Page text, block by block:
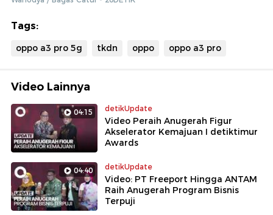
Tags:
oppo a3 pro 5g tkdn oppo oppo a3 pro
Video Lainnya
04:15 detikUpdate
Video Peraih Anugerah Figur
Akselerator Kemajuan I detiktimur
Awards
04:40 detikUpdate
Video: PT Freeport Hingga ANTAM
Raih Anugerah Program Bisnis
Terpuji